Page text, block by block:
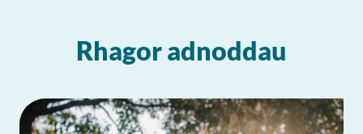
Rhagor adnoddau